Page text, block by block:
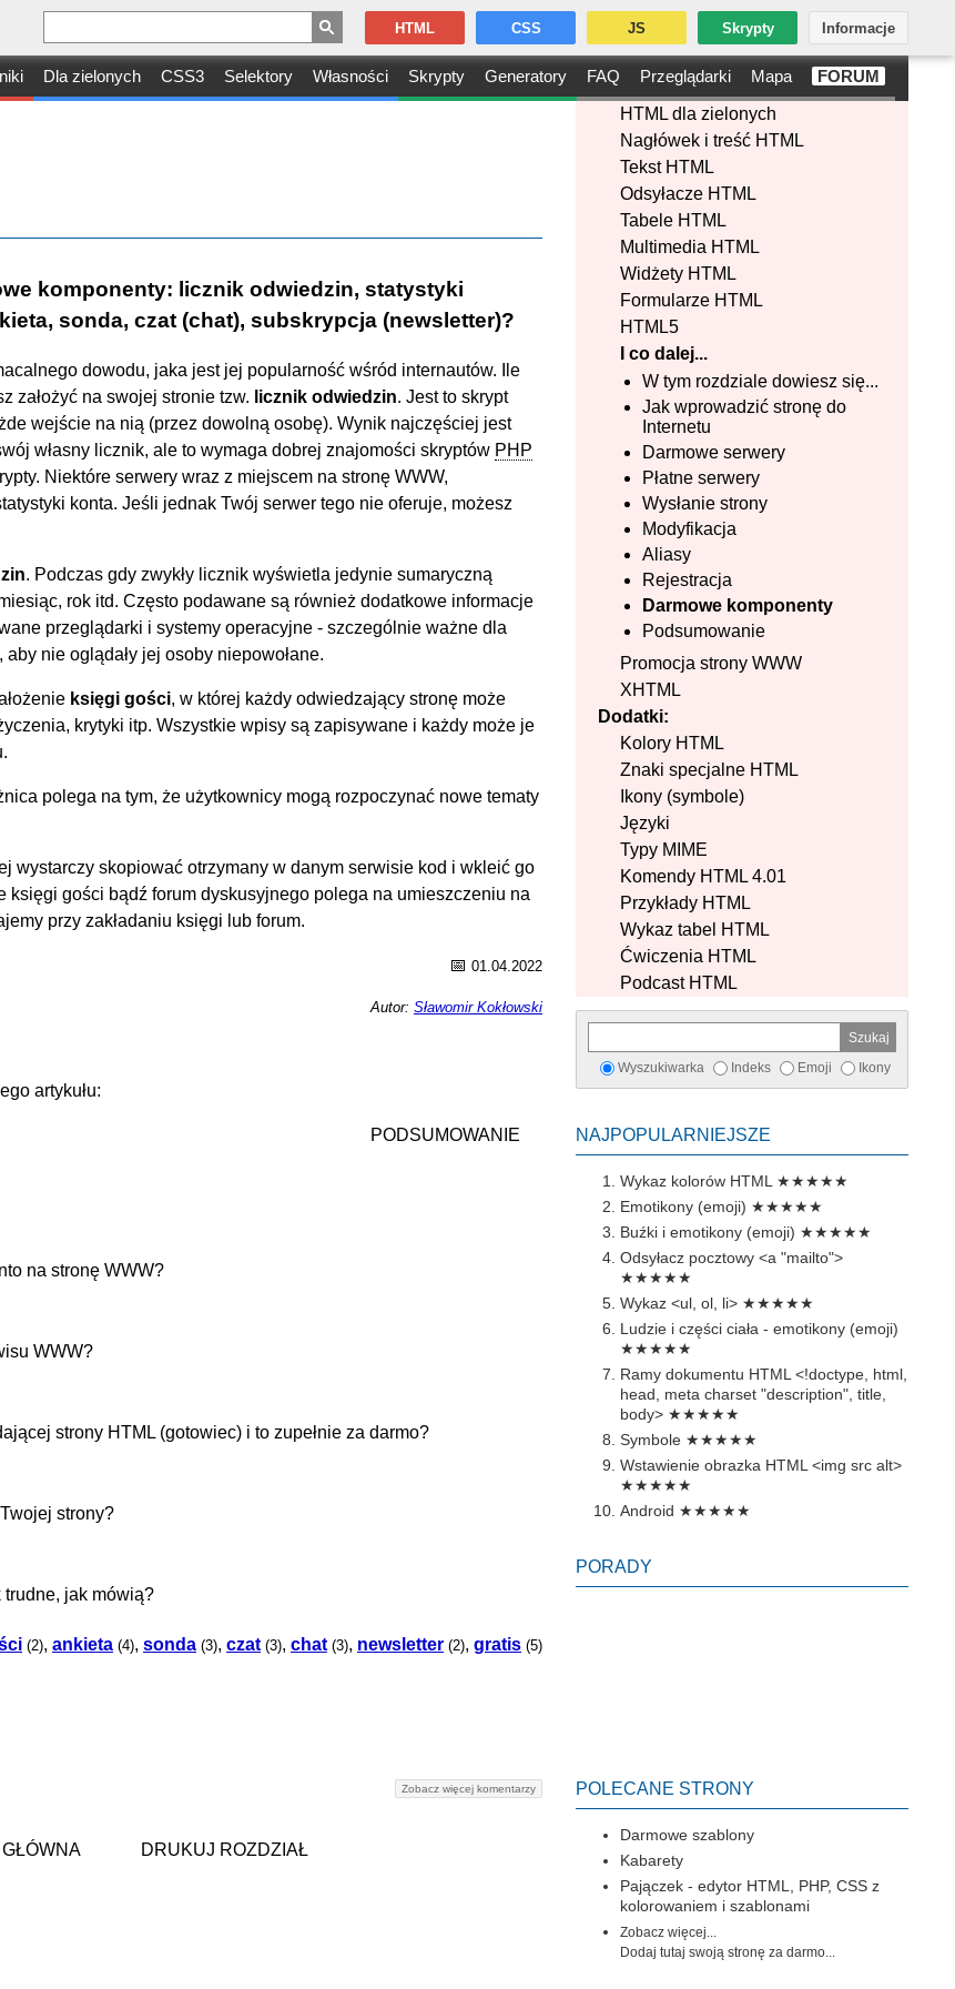
Dla zielonych CSS3 Selektory Własności Skrypty Generatory FAQ Przeglądarki Mapa FORUM
HTML
HTML dla zielonych
Nagłówek i treść HTML
Tekst HTML
Odsyłacze HTML
Tabele HTML
Multimedia HTML
Widżety HTML
Formularze HTML
HTML5
I co dalej...
W tym rozdziale dowiesz się...
Jak wprowadzić stronę do
Internetu
Darmowe serwery
Płatne serwery
Wysłanie strony
Modyfikacja
Aliasy
Rejestracja
Darmowe komponenty
Podsumowanie
Promocja strony WWW
XHTML
Dodatki:
Kolory HTML
Znaki specjalne HTML
Ikony (symbole)
Języki
Typy MIME
Komendy HTML 4.01
Przykłady HTML
Wykaz tabel HTML
Ćwiczenia HTML
Podcast HTML
CSS JS Skrypty Informacje
Wyszukiwarka Indeks Emoji Ikony
NAJPOPULARNIEJSZE
Wykaz kolorów HTML ★★★★★
Emotikony (emoji) ★★★★★
Buźki i emotikony (emoji) ★★★★★
Odsyłacz pocztowy <a "mailto">
★★★★★
Wykaz <ul, ol, li> ★★★★★
Ludzie i części ciała - emotikony (emoji)
★★★★★
Ramy dokumentu HTML <!doctype, html,
head, meta charset "description", title,
body> ★★★★★
Symbole ★★★★★
Wstawienie obrazka HTML <img src alt>
★★★★★
Android ★★★★★
PORADY
POLECANE STRONY
Darmowe szablony
Kabarety
Pajączek - edytor HTML, PHP, CSS z
kolorowaniem i szablonami
Zobacz więcej...
Dodaj tutaj swoją stronę za darmo...
komponenty: licznik odwiedzin, statystyki
sonda, czat (chat), subskrypcja (newsletter)?
dowodu, jaka jest jej popularność wśród internautów. Ile
założyć na swojej stronie tzw. licznik odwiedzin. Jest to skrypt
wejście na nią (przez dowolną osobę). Wynik najczęściej jest
własny licznik, ale to wymaga dobrej znajomości skryptów PHP
Niektóre serwery wraz z miejscem na stronę WWW,
konta. Jeśli jednak Twój serwer tego nie oferuje, możesz
. Podczas gdy zwykły licznik wyświetla jedynie sumaryczną
rok itd. Często podawane są również dodatkowe informacje
przeglądarki i systemy operacyjne - szczególnie ważne dla
nie oglądały jej osoby niepowołane.
księgi gości, w której każdy odwiedzający stronę może
krytyki itp. Wszystkie wpisy są zapisywane i każdy może je
polega na tym, że użytkownicy mogą rozpoczynać nowe tematy
wystarczy skopiować otrzymany w danym serwisie kod i wkleić go
gości bądź forum dyskusyjnego polega na umieszczeniu na
przy zakładaniu księgi lub forum.
📅 01.04.2022
Autor: Sławomir Kokłowski
artykułu:
PODSUMOWANIE
na stronę WWW?
WWW?
strony HTML (gotowiec) i to zupełnie za darmo?
strony?
jak mówią?
(2), ankieta (4), sonda (3), czat (3), chat (3), newsletter (2), gratis (5)
Zobacz więcej komentarzy
DRUKUJ ROZDZIAŁ